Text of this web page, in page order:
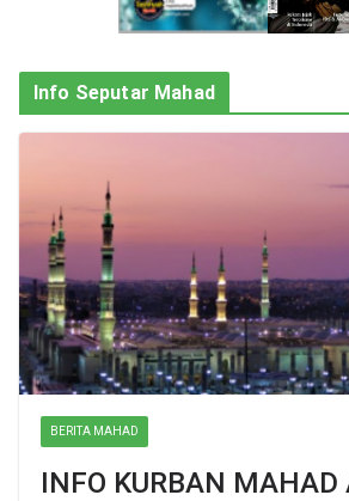
Info Seputar Mahad
BERITA MAHAD
INFO KURBAN MAHAD